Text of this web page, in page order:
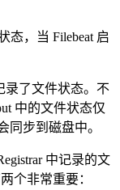
态，当 Filebeat 启
录了文件状态。不
中的文件状态仅
同步到磁盘中。
中记录的文
个非常重要：